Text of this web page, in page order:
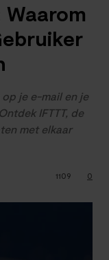
je e-mail en je
IFTTT, de
met elkaar
0
1109